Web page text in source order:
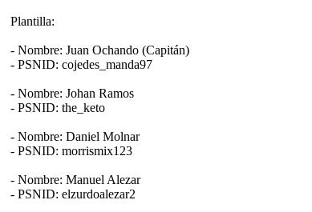
Plantilla:
- Nombre: Juan Ochando (Capitán)
- PSNID: cojedes_manda97
- Nombre: Johan Ramos
- PSNID: the_keto
- Nombre: Daniel Molnar
- PSNID: morrismix123
- Nombre: Manuel Alezar
- PSNID: elzurdoalezar2